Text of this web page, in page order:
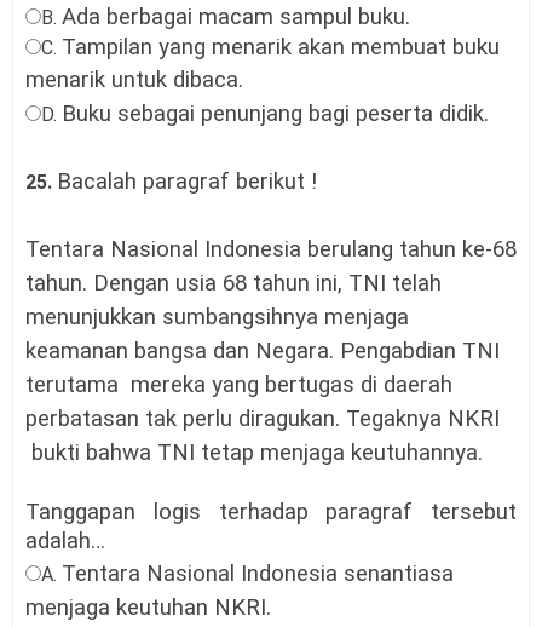
B. Ada berbagai macam sampul buku.
C. Tampilan yang menarik akan membuat buku
menarik untuk dibaca.
D. Buku sebagai penunjang bagi peserta didik.
25. Bacalah paragraf berikut !
Tentara Nasional Indonesia berulang tahun ke-68
tahun. Dengan usia 68 tahun ini, TNI telah
menunjukkan sumbangsihnya menjaga
keamanan bangsa dan Negara. Pengabdian TNI
terutama mereka yang bertugas di daerah
perbatasan tak perlu diragukan. Tegaknya NKRI
bukti bahwa TNI tetap menjaga keutuhannya.
Tanggapan logis terhadap paragraf tersebut
adalah…
A. Tentara Nasional Indonesia senantiasa
menjaga keutuhan NKRI.